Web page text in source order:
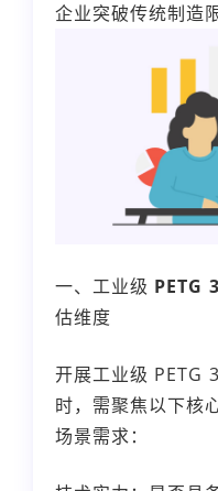
企业突破传统制造
一、工业级 PETG
估维度
开展工业级 PETG
时，需聚焦以下核
场景需求：